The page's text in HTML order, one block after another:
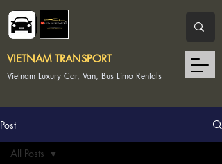
Vietnam Luxury Car, Van, Bus Limo Rentals
VIETNAM TRANSPORT
Post
All Posts